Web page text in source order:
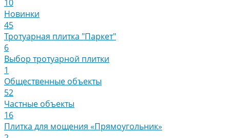
10
Новинки
45
Тротуарная плитка "Паркет"
6
Выбор тротуарной плитки
1
Общественные объекты
52
Частные объекты
16
Плитка для мощения «Прямоугольник»